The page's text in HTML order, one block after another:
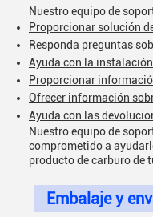
Nuestro equipo de
Proporcionar solución
Responda preguntas
Ayuda con la
Proporcionar
Ofrecer información
Ayuda con las
Nuestro equipo de
comprometido a
producto de carburo de
Embalaje y